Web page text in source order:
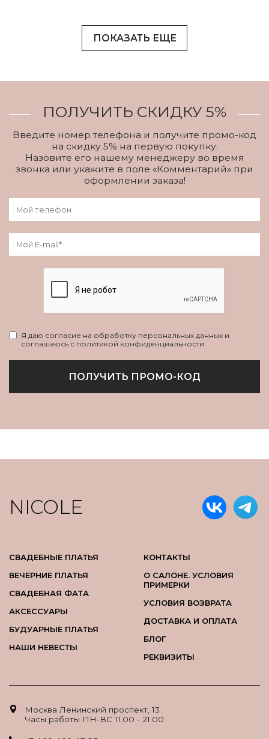
ПОКАЗАТЬ ЕЩЕ
ПОЛУЧИТЬ СКИДКУ 5%
Введите номер телефона и получите промо-код
на скидку 5% на первую покупку.
Назовите его нашему менеджеру во время
звонка или укажите в поле «Комментарий» при
оформлении заказа!
Я даю согласие на обработку персональных данных и
соглашаюсь с политикой конфиденциальности
ПОЛУЧИТЬ ПРОМО-КОД
NICOLE
СВАДЕБНЫЕ ПЛАТЬЯ
ВЕЧЕРНИЕ ПЛАТЬЯ
СВАДЕБНАЯ ФАТА
АКСЕССУАРЫ
БУДУАРНЫЕ ПЛАТЬЯ
НАШИ НЕВЕСТЫ
КОНТАКТЫ
О САЛОНЕ. УСЛОВИЯ
ПРИМЕРКИ
УСЛОВИЯ ВОЗВРАТА
ДОСТАВКА И ОПЛАТА
БЛОГ
РЕКВИЗИТЫ
Москва Ленинский проспект, 13
Часы работы ПН-ВС 11.00 - 21.00